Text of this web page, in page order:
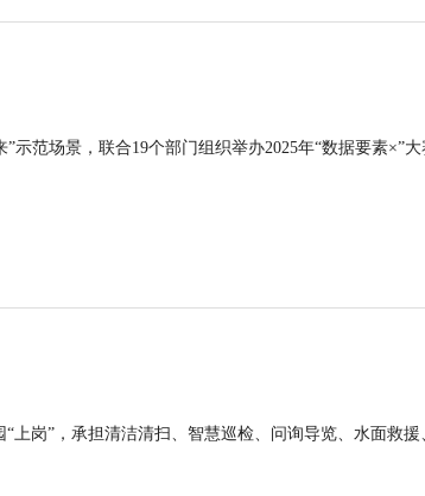
示范场景，联合19个部门组织举办2025年“数据要素×”大
上岗”，承担清洁清扫、智慧巡检、问询导览、水面救援